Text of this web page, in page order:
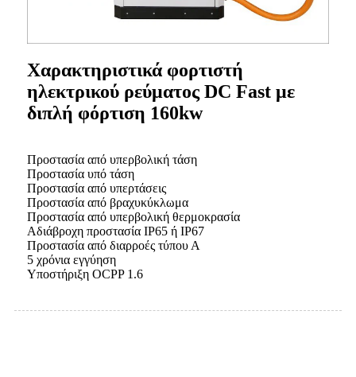
Χαρακτηριστικά φορτιστή
ηλεκτρικού ρεύματος DC Fast με
διπλή φόρτιση 160kw
Προστασία από υπερβολική τάση
Προστασία υπό τάση
Προστασία από υπερτάσεις
Προστασία από βραχυκύκλωμα
Προστασία από υπερβολική θερμοκρασία
Αδιάβροχη προστασία IP65 ή IP67
Προστασία από διαρροές τύπου Α
5 χρόνια εγγύηση
Υποστήριξη OCPP 1.6